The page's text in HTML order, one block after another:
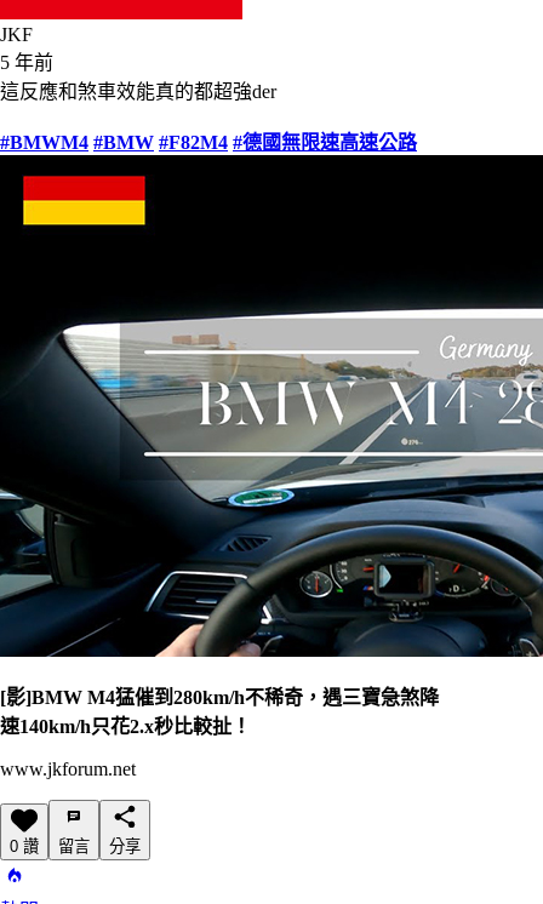
JKF
5 年前
這反應和煞車效能真的都超強der
#BMWM4 #BMW #F82M4 #德國無限速高速公路
[影]BMW M4猛催到280km/h不稀奇，遇三寶急煞降
速140km/h只花2.x秒比較扯！
www.jkforum.net
0 讚 留言 分享